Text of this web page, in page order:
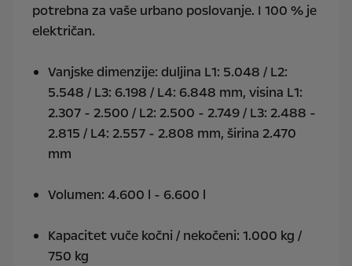
potrebna za vaše urbano poslovanje. I 100 % je
električan.
Vanjske dimenzije: duljina L1: 5.048 / L2:
5.548 / L3: 6.198 / L4: 6.848 mm, visina L1:
2.307 - 2.500 / L2: 2.500 - 2.749 / L3: 2.488 -
2.815 / L4: 2.557 - 2.808 mm, širina 2.470
mm
Volumen: 4.600 l - 6.600 l
Kapacitet vuče kočni / nekočeni: 1.000 kg /
750 kg